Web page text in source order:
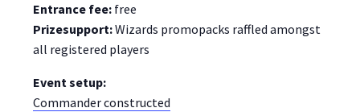
Entrance fee: free
Prizesupport:Wizards promopacks raffled amongst
all registered players
Event setup:
Commander constructed